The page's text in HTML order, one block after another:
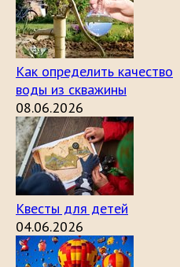
Как определить качество
воды из скважины
08.06.2026
Квесты для детей
04.06.2026